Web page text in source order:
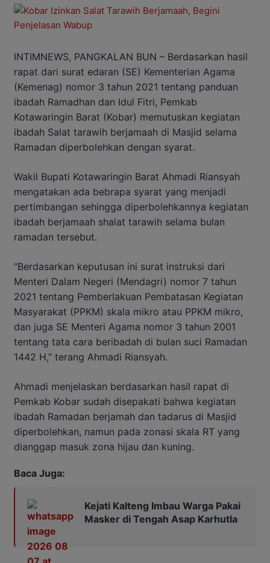
INTIMNEWS, PANGKALAN BUN – Berdasarkan hasil
rapat dari surat edaran (SE) Kementerian Agama
(Kemenag) nomor 3 tahun 2021 tentang panduan
ibadah Ramadhan dan Idul Fitri, Pemkab
Kotawaringin Barat (Kobar) memutuskan kegiatan
ibadah Salat tarawih berjamaah di Masjid selama
Ramadan diperbolehkan dengan syarat.
Wakil Bupati Kotawaringin Barat Ahmadi Riansyah
mengatakan ada bebrapa syarat yang menjadi
pertimbangan sehingga diperbolehkannya kegiatan
ibadah berjamaah shalat tarawih selama bulan
ramadan tersebut.
“Berdasarkan keputusan ini surat instruksi dari
Menteri Dalam Negeri (Mendagri) nomor 7 tahun
2021 tentang Pemberlakuan Pembatasan Kegiatan
Masyarakat (PPKM) skala mikro atau PPKM mikro,
dan juga SE Menteri Agama nomor 3 tahun 2001
tentang tata cara beribadah di bulan suci Ramadan
1442 H,” terang Ahmadi Riansyah.
Ahmadi menjelaskan berdasarkan hasil rapat di
Pemkab Kobar sudah disepakati bahwa kegiatan
ibadah Ramadan berjamah dan tadarus di Masjid
diperbolehkan, namun pada zonasi skala RT yang
dianggap masuk zona hijau dan kuning.
Baca Juga:
Kejati Kalteng Imbau Warga Pakai
Masker di Tengah Asap Karhutla